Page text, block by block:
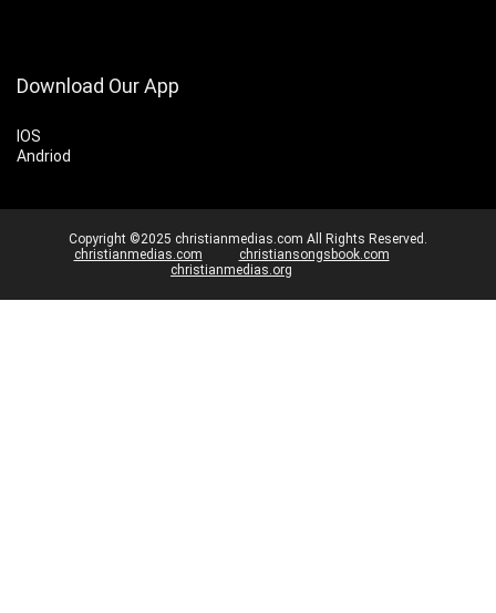
Download Our App
IOS
Andriod
Copyright ©2025 christianmedias.com All Rights Reserved.
christianmedias.com
christiansongsbook.com
christianmedias.org